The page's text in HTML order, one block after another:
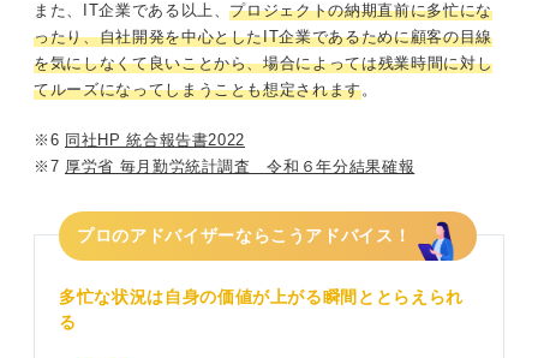
また、IT企業である以上、プロジェクトの納期直前に多忙にな
ったり、自社開発を中心としたIT企業であるために顧客の目線
を気にしなくて良いことから、場合によっては残業時間に対し
てルーズになってしまうことも想定されます。
※6 同社HP 統合報告書2022
※7 厚労省 毎月勤労統計調査 令和６年分結果確報
プロのアドバイザーならこうアドバイス！
多忙な状況は自身の価値が上がる瞬間ととらえられ
る